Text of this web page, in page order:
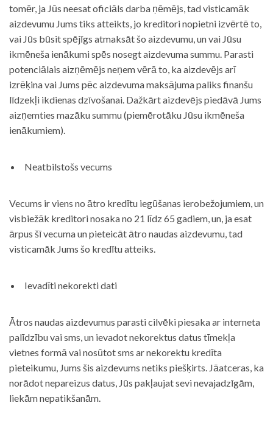
tomēr, ja Jūs neesat oficiāls darba ņēmējs, tad visticamāk
aizdevumu Jums tiks atteikts, jo kreditori nopietni izvērtē to,
vai Jūs būsit spējīgs atmaksāt šo aizdevumu, un vai Jūsu
ikmēneša ienākumi spēs nosegt aizdevuma summu. Parasti
potenciālais aizņēmējs neņem vērā to, ka aizdevējs arī
izrēķina vai Jums pēc aizdevuma maksājuma paliks finanšu
līdzekļi ikdienas dzīvošanai. Dažkārt aizdevējs piedāvā Jums
aizņemties mazāku summu (piemērotāku Jūsu ikmēneša
ienākumiem).
Neatbilstošs vecums
Vecums ir viens no ātro kredītu iegūšanas ierobežojumiem, un
visbiežāk kreditori nosaka no 21 līdz 65 gadiem, un, ja esat
ārpus šī vecuma un pieteicāt ātro naudas aizdevumu, tad
visticamāk Jums šo kredītu atteiks.
Ievadīti nekorekti dati
Ātros naudas aizdevumus parasti cilvēki piesaka ar interneta
palīdzību vai sms, un ievadot nekorektus datus tīmekļa
vietnes formā vai nosūtot sms ar nekorektu kredīta
pieteikumu, Jums šis aizdevums netiks piešķirts. Jāatceras, ka
norādot nepareizus datus, Jūs pakļaujat sevi nevajadzīgām,
liekām nepatikšanām.